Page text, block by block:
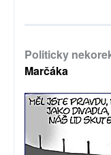
Politicky
Marčáka